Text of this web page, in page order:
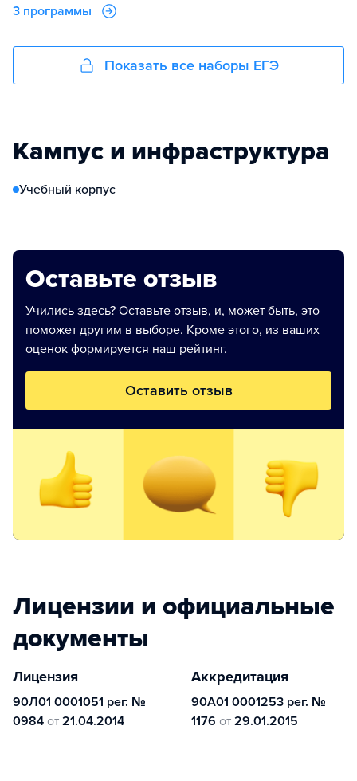
3 программы
Показать все наборы ЕГЭ
Кампус и инфраструктура
Учебный корпус
Оставьте отзыв
Учились здесь? Оставьте отзыв, и, может быть, это
поможет другим в выборе. Кроме этого, из ваших
оценок формируется наш рейтинг.
Оставить отзыв
Лицензии и официальные
документы
Лицензия
90Л01 0001051 рег. №
0984 от 21.04.2014
Аккредитация
90А01 0001253 рег. №
1176 от 29.01.2015